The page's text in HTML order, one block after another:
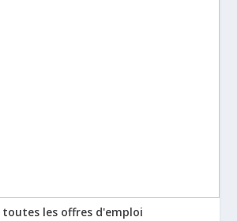
toutes les offres d'emploi